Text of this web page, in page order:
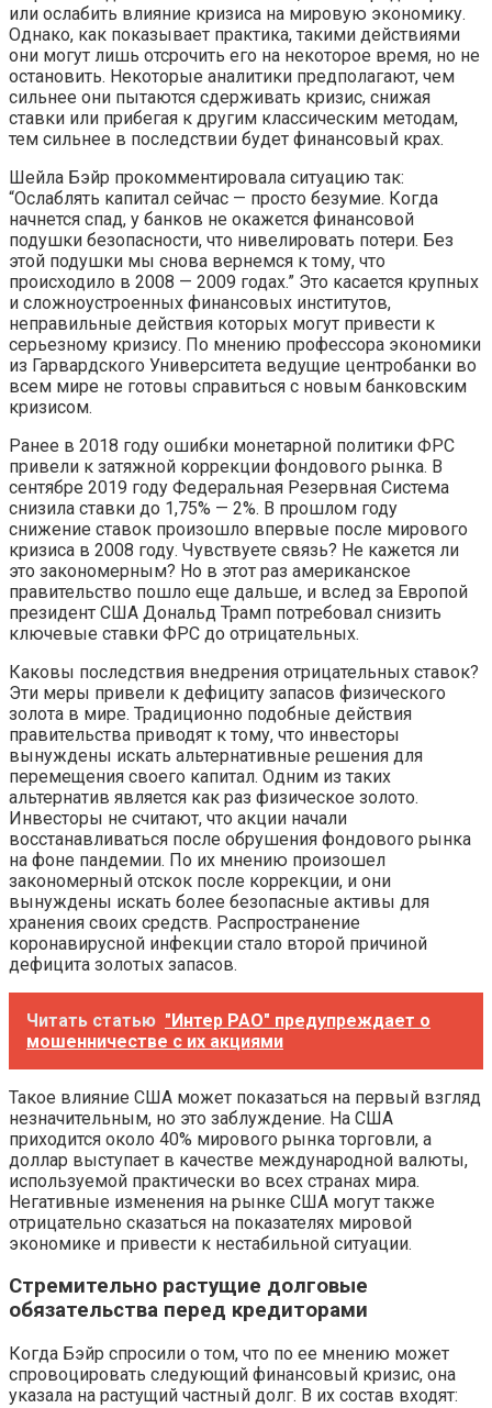
или ослабить влияние кризиса на мировую экономику.
Однако, как показывает практика, такими действиями
они могут лишь отсрочить его на некоторое время, но не
остановить. Некоторые аналитики предполагают, чем
сильнее они пытаются сдерживать кризис, снижая
ставки или прибегая к другим классическим методам,
тем сильнее в последствии будет финансовый крах.
Шейла Бэйр прокомментировала ситуацию так:
“Ослаблять капитал сейчас — просто безумие. Когда
начнется спад, у банков не окажется финансовой
подушки безопасности, что нивелировать потери. Без
этой подушки мы снова вернемся к тому, что
происходило в 2008 — 2009 годах.” Это касается крупных
и сложноустроенных финансовых институтов,
неправильные действия которых могут привести к
серьезному кризису. По мнению профессора экономики
из Гарвардского Университета ведущие центробанки во
всем мире не готовы справиться с новым банковским
кризисом.
Ранее в 2018 году ошибки монетарной политики ФРС
привели к затяжной коррекции фондового рынка. В
сентябре 2019 году Федеральная Резервная Система
снизила ставки до 1,75% — 2%. В прошлом году
снижение ставок произошло впервые после мирового
кризиса в 2008 году. Чувствуете связь? Не кажется ли
это закономерным? Но в этот раз американское
правительство пошло еще дальше, и вслед за Европой
президент США Дональд Трамп потребовал снизить
ключевые ставки ФРС до отрицательных.
Каковы последствия внедрения отрицательных ставок?
Эти меры привели к дефициту запасов физического
золота в мире. Традиционно подобные действия
правительства приводят к тому, что инвесторы
вынуждены искать альтернативные решения для
перемещения своего капитал. Одним из таких
альтернатив является как раз физическое золото.
Инвесторы не считают, что акции начали
восстанавливаться после обрушения фондового рынка
на фоне пандемии. По их мнению произошел
закономерный отскок после коррекции, и они
вынуждены искать более безопасные активы для
хранения своих средств. Распространение
коронавирусной инфекции стало второй причиной
дефицита золотых запасов.
Читать статью "Интер РАО" предупреждает о
мошенничестве с их акциями
Такое влияние США может показаться на первый взгляд
незначительным, но это заблуждение. На США
приходится около 40% мирового рынка торговли, а
доллар выступает в качестве международной валюты,
используемой практически во всех странах мира.
Негативные изменения на рынке США могут также
отрицательно сказаться на показателях мировой
экономике и привести к нестабильной ситуации.
Стремительно растущие долговые
обязательства перед кредиторами
Когда Бэйр спросили о том, что по ее мнению может
спровоцировать следующий финансовый кризис, она
указала на растущий частный долг. В их состав входят: